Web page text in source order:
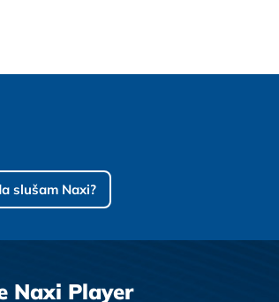
slušam Naxi?
Naxi Player